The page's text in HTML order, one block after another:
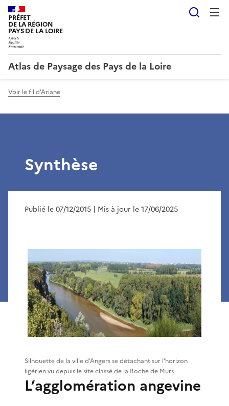
PRÉFET
DE LA RÉGION
PAYS DE LA LOIRE
Atlas de Paysage des Pays de la Loire
Voir le fil d'Ariane
Synthèse
Publié le 07/12/2015 | Mis à jour le 17/06/2025
Silhouette de la ville d'Angers se détachant sur l'horizon
ligérien vu depuis le site classé de la Roche de Murs
L’agglomération angevine